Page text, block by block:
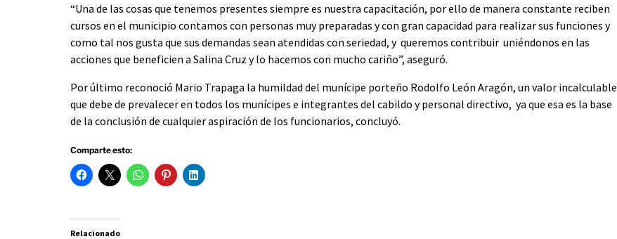
“Una de las cosas que tenemos presentes siempre es nuestra capacitación, por ello de manera constante reciben
cursos en el municipio contamos con personas muy preparadas y con gran capacidad para realizar sus funciones y
como tal nos gusta que sus demandas sean atendidas con seriedad, y queremos contribuir uniéndonos en las
acciones que beneficien a Salina Cruz y lo hacemos con mucho cariño”, aseguró.
Por último reconoció Mario Trapaga la humildad del munícipe porteño Rodolfo León Aragón, un valor incalculable
que debe de prevalecer en todos los munícipes e integrantes del cabildo y personal directivo, ya que esa es la base
de la conclusión de cualquier aspiración de los funcionarios, concluyó.
Comparte esto:
Relacionado